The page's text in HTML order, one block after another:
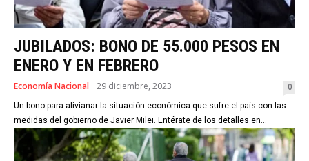
JUBILADOS: BONO DE 55.000 PESOS EN
ENERO Y EN FEBRERO
Economía Nacional 29 diciembre, 2023 0
Un bono para alivianar la situación económica que sufre el país con las
medidas del gobierno de Javier Milei. Entérate de los detalles en...